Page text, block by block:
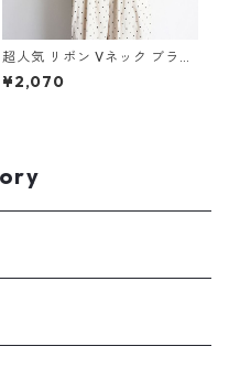
超人気 リボン Vネック ブラッ
ク トップス m-283
¥2,070